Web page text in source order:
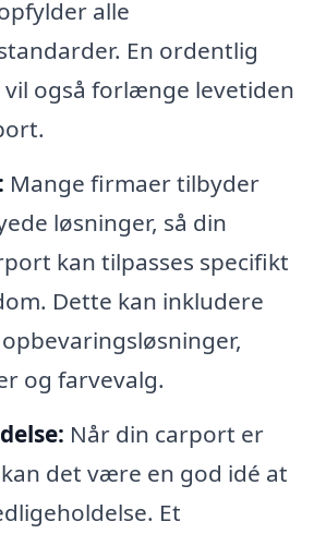
alle
En ordentlig
også forlænge levetiden
Mange firmaer tilbyder
løsninger, så din
kan tilpasses specifikt
Dette kan inkludere
og farvevalg.
Når din carport er
det være en god idé at
Et